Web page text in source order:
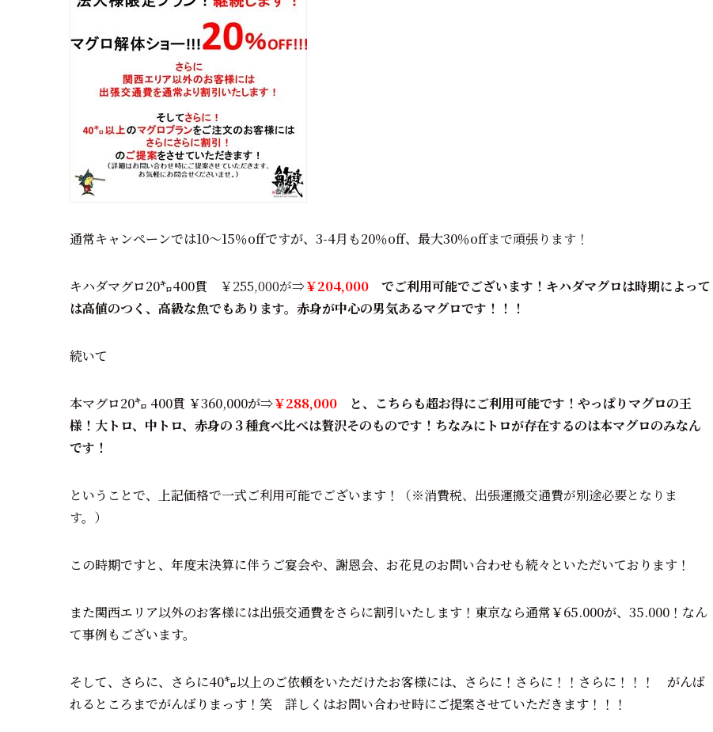
通常キャンペーンでは10～15％offですが、3-4月も20％off、最大30％offまで頑張ります！
キハダマグロ20㌔400貫 ￥255,000が⇒￥204,000 でご利用可能でございます！キハダマグロは時期によって
は高値のつく、高級な魚でもあります。赤身が中心の男気あるマグロです！！！
続いて
本マグロ20㌔ 400貫 ￥360,000が⇒￥288,000 と、こちらも超お得にご利用可能です！やっぱりマグロの王
様！大トロ、中トロ、赤身の３種食べ比べは贅沢そのものです！ちなみにトロが存在するのは本マグロのみなん
です！
ということで、上記価格で一式ご利用可能でございます！
（※消費税、出張運搬交通費が別途必要となりま
す。）
この時期ですと、年度末決算に伴うご宴会や、謝恩会、お花見のお問い合わせも続々といただいております！
また関西エリア以外のお客様には出張交通費をさらに割引いたします！東京なら通常￥65.000が、35.000！なん
て事例もございます。
そして、さらに、さらに40㌔以上のご依頼をいただけたお客様には、さらに！さらに！！さらに！！！ がんば
れるところまでがんばりまっす！笑 詳しくはお問い合わせ時にご提案させていただきます！！！